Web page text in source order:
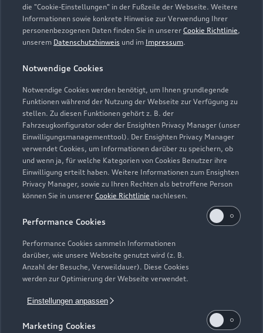
die "Cookie-Einstellungen" in der Fußzeile der Webseite. Weitere
Informationen sowie konkrete Hinweise zur Verwendung Ihrer
personenbezogenen Daten finden Sie in unserer Cookie Richtlinie,
unserem Datenschutzhinweis und im Impressum.
Notwendige Cookies
Notwendige Cookies werden benötigt, um Ihnen grundlegende
Funktionen während der Nutzung der Webseite zur Verfügung zu
stellen. Zu diesen Funktionen gehört z. B. der
Fahrzeugkonfigurator oder der Ensighten Privacy Manager (unser
Einwilligungsmanagementtool). Der Ensighten Privacy Manager
verwendet Cookies, um Informationen darüber zu speichern, ob
und wenn ja, für welche Kategorien von Cookies Benutzer ihre
Einwilligung erteilt haben. Weitere Informationen zum Ensighten
Privacy Manager, sowie zu Ihren Rechten als betroffene Person
können Sie in unserer Cookie Richtlinie nachlesen.
Performance Cookies
Performance Cookies sammeln Informationen
darüber, wie unsere Webseite genutzt wird (z. B.
Anzahl der Besuche, Verweildauer). Diese Cookies
werden zur Optimierung der Webseite verwendet.
Einstellungen anpassen
Marketing Cookies
Teiledienst
Geschlossen,öffnet amMontag 07:00
Verkauf
Geschlossen,öffnet am Montag 09:00
Zurück nach oben
Modelle
Elektromodelle
Plug-in-Hybride
Neuwagensuche
Gebrauchtwagensuche
Service & Zubehör
Saisonale Angebote
Audi Services
Garantie
Support
Über Audi